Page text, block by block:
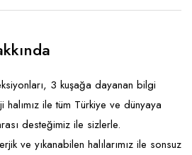
3 kuşağa dayanan bilgi
ile tüm Türkiye ve dünyaya
desteğimiz ile sizlerle.
ve yıkanabilen halılarımız ile sonsuz